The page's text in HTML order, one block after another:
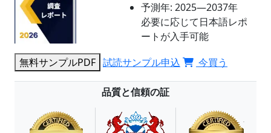
予測年: 2025―2037年
必要に応じて日本語レポ
ートが入手可能
無料サンプルPDF 試読サンプル申込 今買う
品質と信頼の証